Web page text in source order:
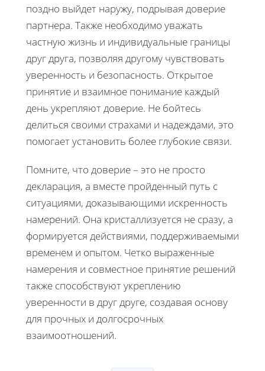
поздно выйдет наружу, подрывая доверие
партнера. Также необходимо уважать
частную жизнь и индивидуальные границы
друг друга, позволяя другому чувствовать
уверенность и безопасность. Открытое
принятие и взаимное понимание каждый
день укрепляют доверие. Не бойтесь
делиться своими страхами и надеждами, это
помогает установить более глубокие связи.
Помните, что доверие – это не просто
декларация, а вместе пройденный путь с
ситуациями, доказывающими искренность
намерений. Она кристаллизуется не сразу, а
формируется действиями, поддерживаемыми
временем и опытом. Четко выраженные
намерения и совместное принятие решений
также способствуют укреплению
уверенности в друг друге, создавая основу
для прочных и долгосрочных
взаимоотношений.